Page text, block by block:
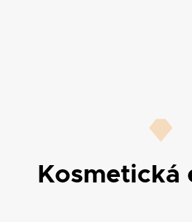
Kosmetická